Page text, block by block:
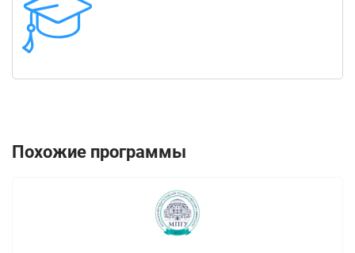
Похожие программы